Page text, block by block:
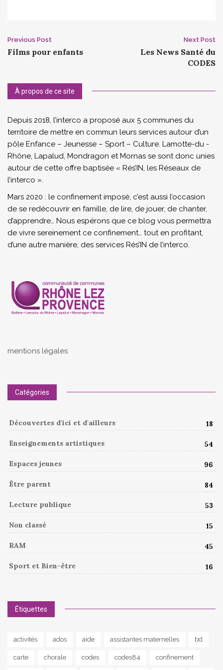
Post
navigation
Previous Post
Films pour enfants
Next Post
Les News Santé du
CODES
À propos de ce site
Depuis 2018, l’interco a proposé aux 5 communes du
territoire de mettre en commun leurs services autour d’un
pôle Enfance – Jeunesse – Sport – Culture. Lamotte-du -
Rhône, Lapalud, Mondragon et Mornas se sont donc unies
autour de cette offre baptisée « Rés’IN, les Réseaux de
l’interco ».
Mars 2020 : le confinement imposé, c’est aussi l’occasion
de se redécouvrir en famille, de lire, de jouer, de chanter,
d’apprendre… Nous espérons que ce blog vous permettra
de vivre sereinement ce confinement… tout en profitant,
d’une autre manière, des services Rés’IN de l’interco.
mentions légales
Catégories
Découvertes d'ici et d'ailleurs 18
Enseignements artistiques 54
Espaces jeunes 96
Être parent 84
Lecture publique 53
Non classé 15
RAM 45
Sport et Bien-être 16
Étiquettes
activités ados aide assistantes maternelles bd
carte chorale codes codes84 confinement